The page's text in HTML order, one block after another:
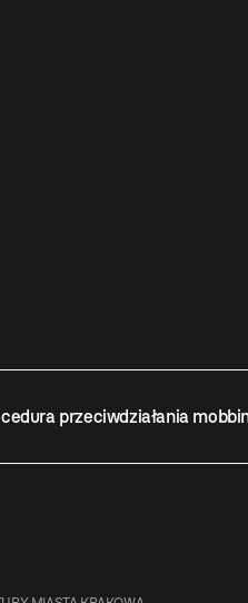
przeciwdziałania